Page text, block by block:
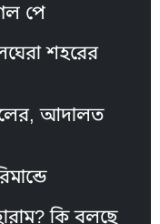
পে
শহরের
আদালত
কি বলছে